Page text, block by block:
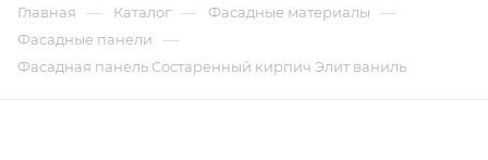
Главная — Каталог — Фасадные материалы —
Фасадные панели —
Фасадная панель Состаренный кирпич Элит ваниль